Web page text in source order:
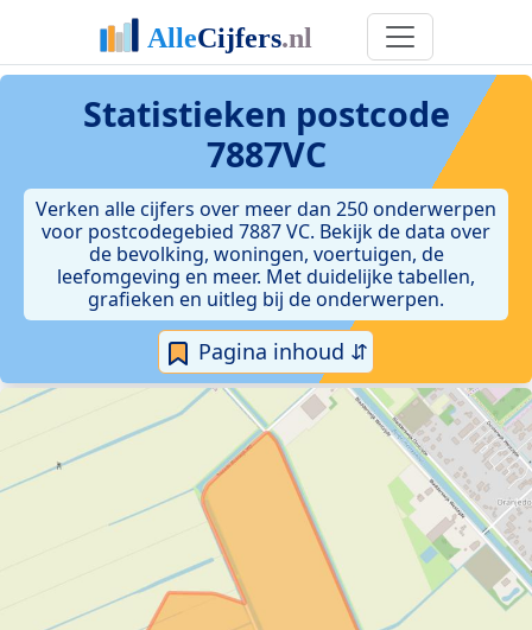
Statistieken postcode
7887VC
Verken alle cijfers over meer dan 250 onderwerpen
voor postcodegebied 7887 VC. Bekijk de data over
de bevolking, woningen, voertuigen, de
leefomgeving en meer. Met duidelijke tabellen,
grafieken en uitleg bij de onderwerpen.
Pagina inhoud ⇵